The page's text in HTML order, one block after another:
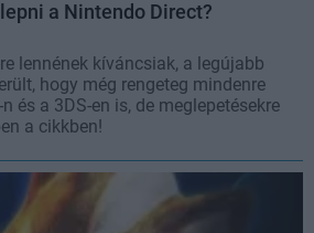
a Nintendo Direct?
lennének kíváncsiak, a legújabb
hogy még rengeteg mindenre
és a 3DS-en is, de meglepetésekre
a cikkben!